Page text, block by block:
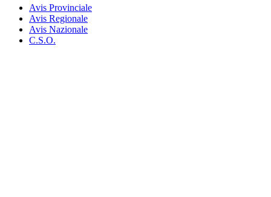
Avis Provinciale
Avis Regionale
Avis Nazionale
C.S.O.